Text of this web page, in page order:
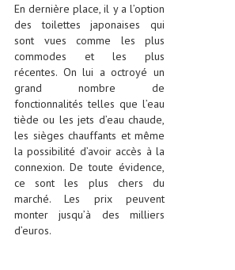
En dernière place, il y a l’option
des toilettes japonaises qui
sont vues comme les plus
commodes et les plus
récentes. On lui a octroyé un
grand nombre de
fonctionnalités telles que l’eau
tiède ou les jets d’eau chaude,
les sièges chauffants et même
la possibilité d’avoir accès à la
connexion. De toute évidence,
ce sont les plus chers du
marché. Les prix peuvent
monter jusqu’à des milliers
d’euros.